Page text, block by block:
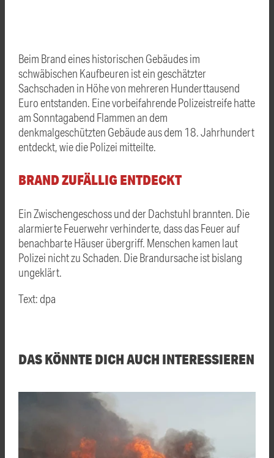
Beim Brand eines historischen Gebäudes im
schwäbischen Kaufbeuren ist ein geschätzter
Sachschaden in Höhe von mehreren Hunderttausend
Euro entstanden. Eine vorbeifahrende Polizeistreife hatte
am Sonntagabend Flammen an dem
denkmalgeschützten Gebäude aus dem 18. Jahrhundert
entdeckt, wie die Polizei mitteilte.
BRAND ZUFÄLLIG ENTDECKT
Ein Zwischengeschoss und der Dachstuhl brannten. Die
alarmierte Feuerwehr verhinderte, dass das Feuer auf
benachbarte Häuser übergriff. Menschen kamen laut
Polizei nicht zu Schaden. Die Brandursache ist bislang
ungeklärt.
Text: dpa
DAS KÖNNTE DICH AUCH INTERESSIEREN